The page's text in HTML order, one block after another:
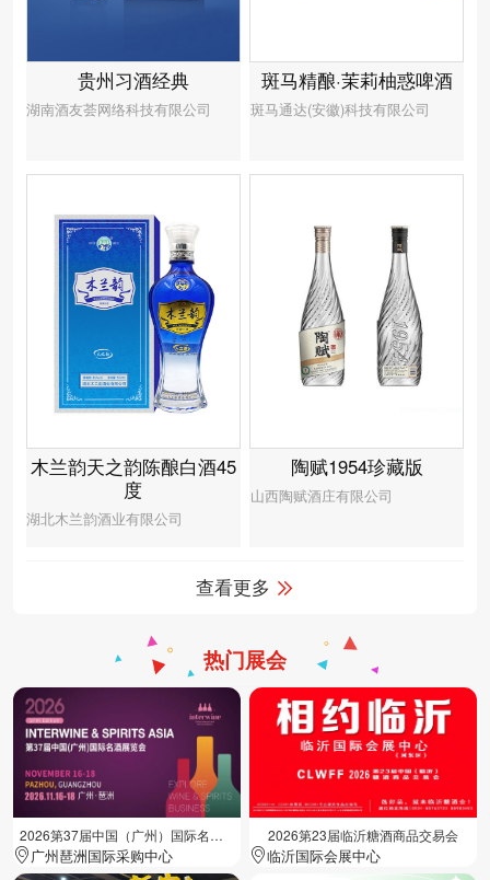
贵州习酒经典
湖南酒友荟网络科技有限公司
斑马精酿·茉莉柚惑啤酒
斑马通达(安徽)科技有限公司
木兰韵天之韵陈酿白酒45
度
湖北木兰韵酒业有限公司
陶赋1954珍藏版
山西陶赋酒庄有限公司
查看更多
热门展会
2026第37届中国（广州）国际名酒展览会
广州琶洲国际采购中心
2026第23届临沂糖酒商品交易会
临沂国际会展中心